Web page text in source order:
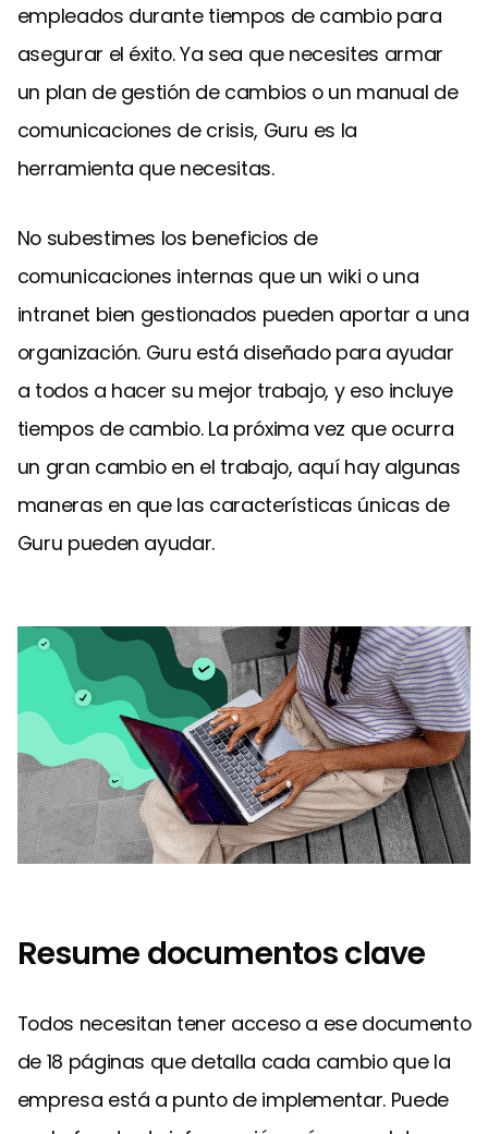
empleados durante tiempos de cambio para
asegurar el éxito. Ya sea que necesites armar
un plan de gestión de cambios o un manual de
comunicaciones de crisis, Guru es la
herramienta que necesitas.
No subestimes los beneficios de
comunicaciones internas que un wiki o una
intranet bien gestionados pueden aportar a una
organización. Guru está diseñado para ayudar
a todos a hacer su mejor trabajo, y eso incluye
tiempos de cambio. La próxima vez que ocurra
un gran cambio en el trabajo, aquí hay algunas
maneras en que las características únicas de
Guru pueden ayudar.
Resume documentos clave
Todos necesitan tener acceso a ese documento
de 18 páginas que detalla cada cambio que la
empresa está a punto de implementar. Puede